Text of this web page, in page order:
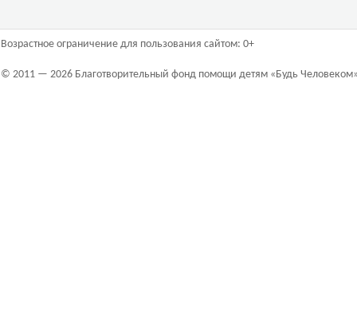
Возрастное ограничение для пользования сайтом: 0+
© 2011 — 2026 Благотворительный фонд помощи детям «Будь